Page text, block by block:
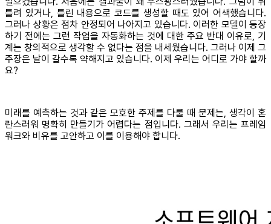
틀려 있거나, 틀린 내용으로 코드를 생성할 때도 있어 어색했습니다.
그러나 상황은 점차 안정되어 나아지고 있습니다. 이러한 모델이 등장
하기 전에는 그런 작업을 자동화하는 것에 대한 주요 반대 이유로, 기
계는 창의적으로 생각할 수 없다는 점을 내세웠습니다. 그러나 이제 그
주장은 날이 갈수록 약해지고 있습니다. 이제 우리는 어디로 가야 할까
요?
미래를 예측하는 것과 같은 모호한 주제를 다룰 때 문제는, 생각이 혼
란스러워 명확히 만들기가 어렵다는 점입니다. 그래서 우리는 프레임
워크와 비유를 고안하고 이를 이용해야 합니다.